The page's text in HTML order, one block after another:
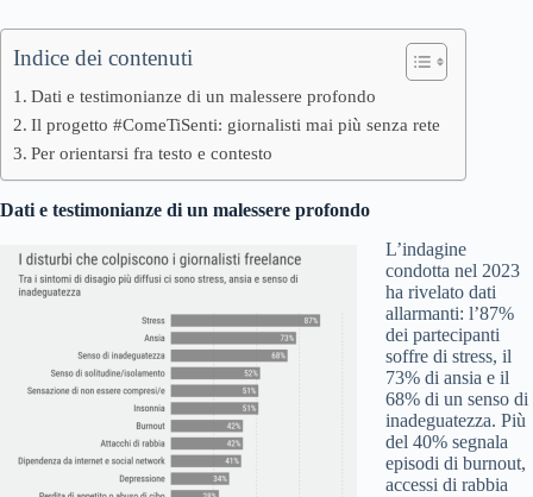
Indice dei contenuti
Dati e testimonianze di un malessere profondo
Il progetto #ComeTiSenti: giornalisti mai più senza rete
Per orientarsi fra testo e contesto
Dati e testimonianze di un malessere profondo
L’indagine
condotta nel 2023
ha rivelato dati
allarmanti: l’87%
dei partecipanti
soffre di stress, il
73% di ansia e il
68% di un senso di
inadeguatezza. Più
del 40% segnala
episodi di burnout,
accessi di rabbia